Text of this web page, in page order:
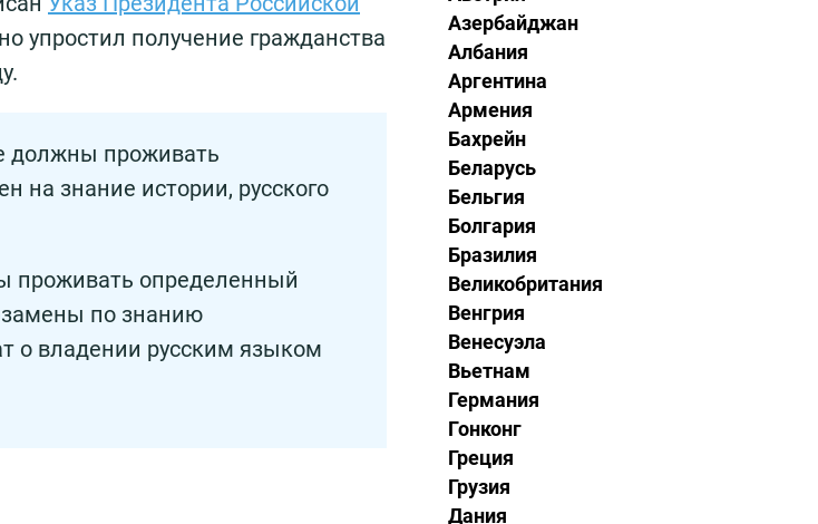
упростил получение гражданства
должны проживать
на знание истории, русского
проживать определенный
по знанию
о владении русским языком
Азербайджан
Албания
Аргентина
Армения
Бахрейн
Беларусь
Бельгия
Болгария
Бразилия
Великобритания
Венгрия
Венесуэла
Вьетнам
Германия
Гонконг
Греция
Грузия
Дания